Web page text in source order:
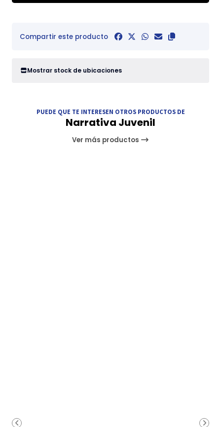
Compartir este producto
Mostrar stock de ubicaciones
PUEDE QUE TE INTERESEN OTROS PRODUCTOS DE
Narrativa Juvenil
Ver más productos